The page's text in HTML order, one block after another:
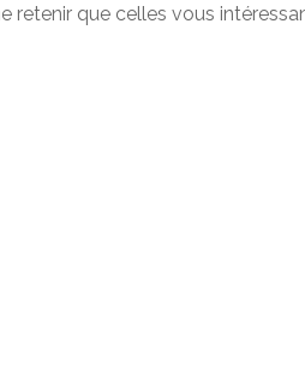
retenir que celles vous